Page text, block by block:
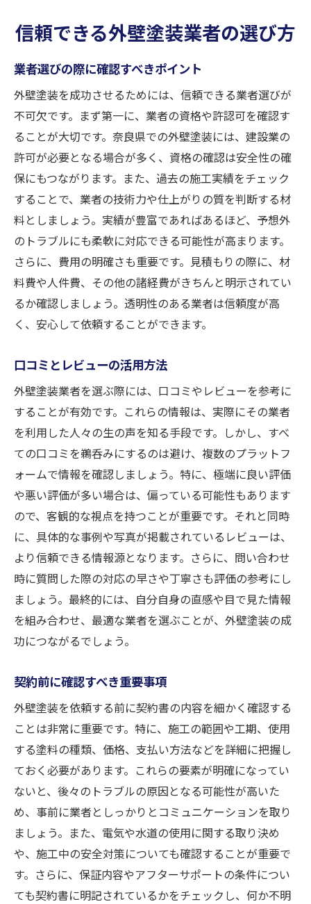
信頼できる外壁塗装業者の選び方
業者選びの際に確認すべきポイント
外壁塗装を成功させるためには、信頼できる業者選びが
不可欠です。まず第一に、業者の資格や許認可を確認す
ることが大切です。奈良県での外壁塗装には、建設業の
許可が必要となる場合が多く、資格の確認は安全性の確
保にもつながります。また、過去の施工実績をチェック
することで、業者の技術力や仕上がりの質を判断する材
料としましょう。実績が豊富であればあるほど、予想外
のトラブルにも柔軟に対応できる可能性が高まります。
さらに、費用の明確さも重要です。見積もりの際に、材
料費や人件費、その他の諸経費がきちんと明示されてい
るか確認しましょう。透明性のある業者は信頼度が高
く、安心して依頼することができます。
口コミとレビューの活用方法
外壁塗装業者を選ぶ際には、口コミやレビューを参考に
することが有効です。これらの情報は、実際にその業者
を利用した人々の生の声を知る手段です。しかし、すべ
ての口コミを鵜呑みにするのは避け、複数のプラットフ
ォームで情報を確認しましょう。特に、極端に良い評価
や悪い評価が多い場合は、偏っている可能性もあります
ので、客観的な視点を持つことが重要です。それと同時
に、具体的な事例や写真が掲載されているレビューは、
より信頼できる情報源となります。さらに、問い合わせ
時に質問した際の対応の早さや丁寧さも評価の参考にし
ましょう。最終的には、自分自身の直感や目で見た情報
を組み合わせ、最適な業者を選ぶことが、外壁塗装の成
功につながるでしょう。
契約前に確認すべき重要事項
外壁塗装を依頼する前に契約書の内容を細かく確認する
ことは非常に重要です。特に、施工の範囲や工期、使用
する塗料の種類、価格、支払い方法などを詳細に把握し
ておく必要があります。これらの要素が明確になってい
ないと、後々のトラブルの原因となる可能性が高いた
め、事前に業者としっかりとコミュニケーションを取り
ましょう。また、電気や水道の使用に関する取り決め
や、施工中の安全対策についても確認することが重要で
す。さらに、保証内容やアフターサポートの条件につい
ても契約書に明記されているかをチェックし、何か不明